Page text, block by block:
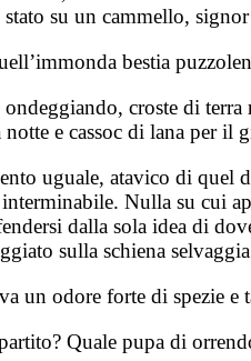
su un cammello,
bestia
croste di
e cassoc di lana per il
uguale, atavico di
Nulla su cui
dalla sola idea di
sulla schiena
un odore forte di spezie
Quale pupa di